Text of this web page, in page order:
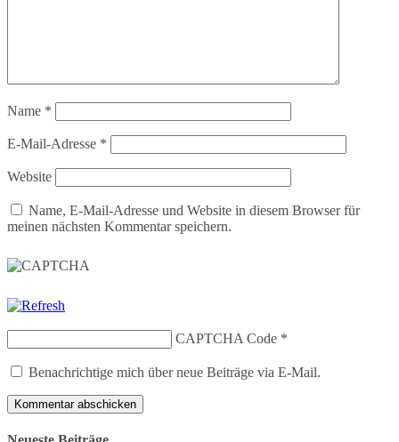
Name *
E-Mail-Adresse *
Website
Name, E-Mail-Adresse und Website in diesem Browser für
meinen nächsten Kommentar speichern.
CAPTCHA Code *
Benachrichtige mich über neue Beiträge via E-Mail.